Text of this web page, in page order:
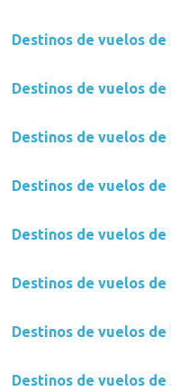
Destinos de vuelos
Destinos de vuelos
Destinos de vuelos de
Destinos de vuelos de
Destinos de vuelos de
Destinos de vuelos
Destinos de vuelos
Destinos de vuelos